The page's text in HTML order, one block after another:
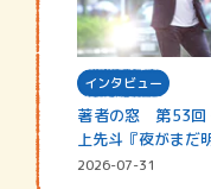
インタビュー
著者の窓 第53
上先斗『夜がまだ
い』
2026-07-31